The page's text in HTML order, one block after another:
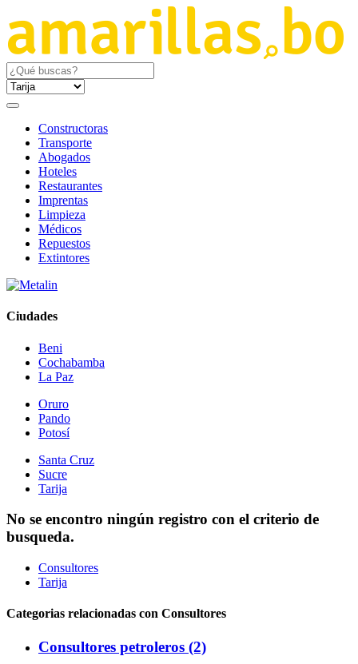
Constructoras
Transporte
Abogados
Hoteles
Restaurantes
Imprentas
Limpieza
Médicos
Repuestos
Extintores
Ciudades
Beni
Cochabamba
La Paz
Oruro
Pando
Potosí
Santa Cruz
Sucre
Tarija
No se encontro ningún registro con el criterio de
busqueda.
Consultores
Tarija
Categorias relacionadas con Consultores
Consultores petroleros (2)